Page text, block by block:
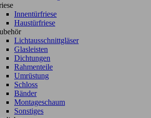
Innentürfriese
Haustürfriese
Lichtausschnittgläser
Glasleisten
Dichtungen
Rahmenteile
Umrüstung
Schloss
Bänder
Montageschaum
Sonstiges